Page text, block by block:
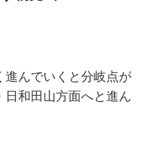
進んでいくと分岐点が
日和田山方面へと進ん